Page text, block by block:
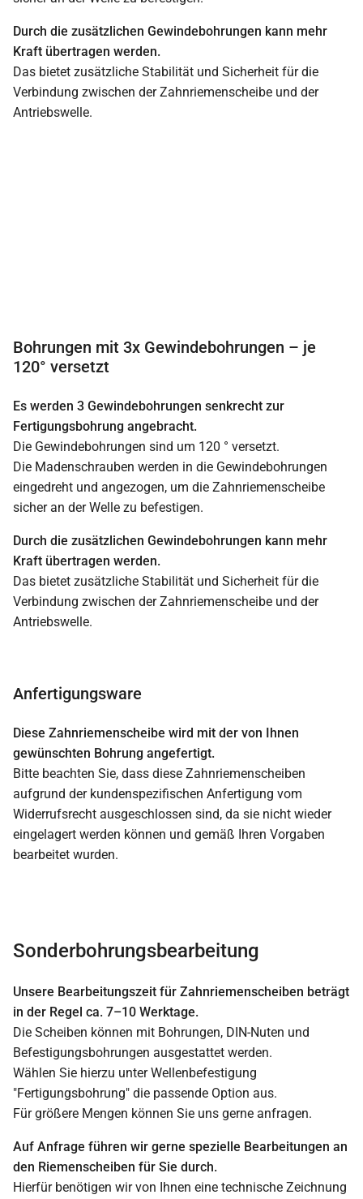
Durch die zusätzlichen Gewindebohrungen kann mehr
Kraft übertragen werden.
Das bietet zusätzliche Stabilität und Sicherheit für die
Verbindung zwischen der Zahnriemenscheibe und der
Antriebswelle.
Bohrungen mit 3x Gewindebohrungen – je
120° versetzt
Es werden 3 Gewindebohrungen senkrecht zur
Fertigungsbohrung angebracht.
Die Gewindebohrungen sind um 120 ° versetzt.
Die Madenschrauben werden in die Gewindebohrungen
eingedreht und angezogen, um die Zahnriemenscheibe
sicher an der Welle zu befestigen.
Durch die zusätzlichen Gewindebohrungen kann mehr
Kraft übertragen werden.
Das bietet zusätzliche Stabilität und Sicherheit für die
Verbindung zwischen der Zahnriemenscheibe und der
Antriebswelle.
Anfertigungsware
Diese Zahnriemenscheibe wird mit der von Ihnen
gewünschten Bohrung angefertigt.
Bitte beachten Sie, dass diese Zahnriemenscheiben
aufgrund der kundenspezifischen Anfertigung vom
Widerrufsrecht ausgeschlossen sind, da sie nicht wieder
eingelagert werden können und gemäß Ihren Vorgaben
bearbeitet wurden.
Sonderbohrungsbearbeitung
Unsere Bearbeitungszeit für Zahnriemenscheiben beträgt
in der Regel ca. 7–10 Werktage.
Die Scheiben können mit Bohrungen, DIN-Nuten und
Befestigungsbohrungen ausgestattet werden.
Wählen Sie hierzu unter Wellenbefestigung
"Fertigungsbohrung" die passende Option aus.
Für größere Mengen können Sie uns gerne anfragen.
Auf Anfrage führen wir gerne spezielle Bearbeitungen an
den Riemenscheiben für Sie durch.
Hierfür benötigen wir von Ihnen eine technische Zeichnung